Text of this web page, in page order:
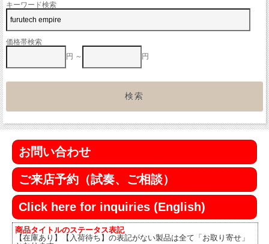
キーワード検索
価格帯検索
円 ～
円
お問い合わせ
ご来店予約（試奏、ご相談）
Click here for inquiries (English)
商品タイトルのステータス表記
【在庫あり】【入荷待ち】の表記がない製品は全て「お取り寄せ」